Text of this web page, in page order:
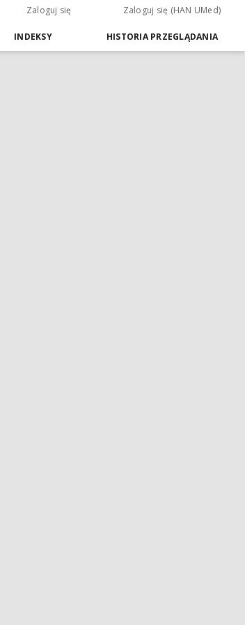
Zaloguj się Zaloguj się (HAN UMed)
INDEKSY HISTORIA PRZEGLĄDANIA